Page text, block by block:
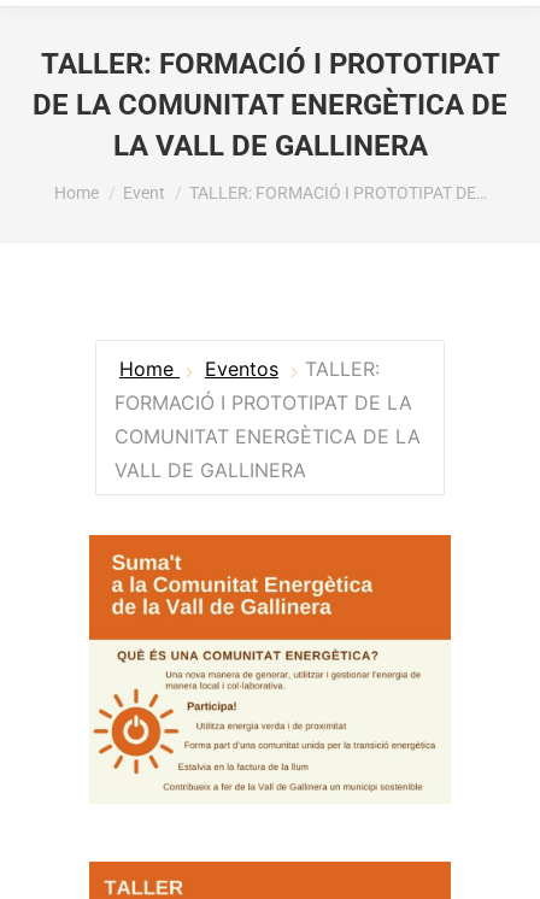
TALLER: FORMACIÓ I PROTOTIPAT
DE LA COMUNITAT ENERGÈTICA DE
LA VALL DE GALLINERA
You are here:
Home Event TALLER: FORMACIÓ I PROTOTIPAT DE…
Home Eventos
TALLER:
FORMACIÓ I PROTOTIPAT DE LA
COMUNITAT ENERGÈTICA DE LA
VALL DE GALLINERA